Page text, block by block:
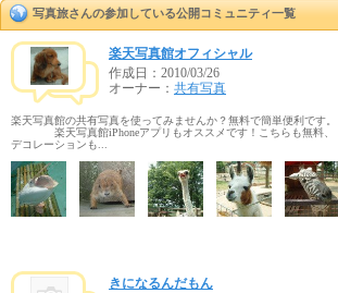
写真旅さんの参加している公開コミュニティ一覧
楽天写真館オフィシャル
作成日： 2010/03/26
オーナー： 共有写真
楽天写真館の共有写真を使ってみませんか？無料で簡単便利です。
楽天写真館iPhoneアプリもオススメです！こちらも無料、
デコレーションも...
きになるんだもん